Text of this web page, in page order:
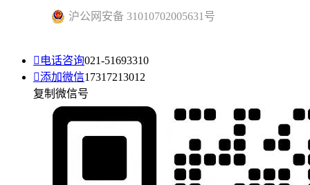
沪公网安备 31010702005631号
 电话咨询021-51693310
添加微信17317213012
复制微信号